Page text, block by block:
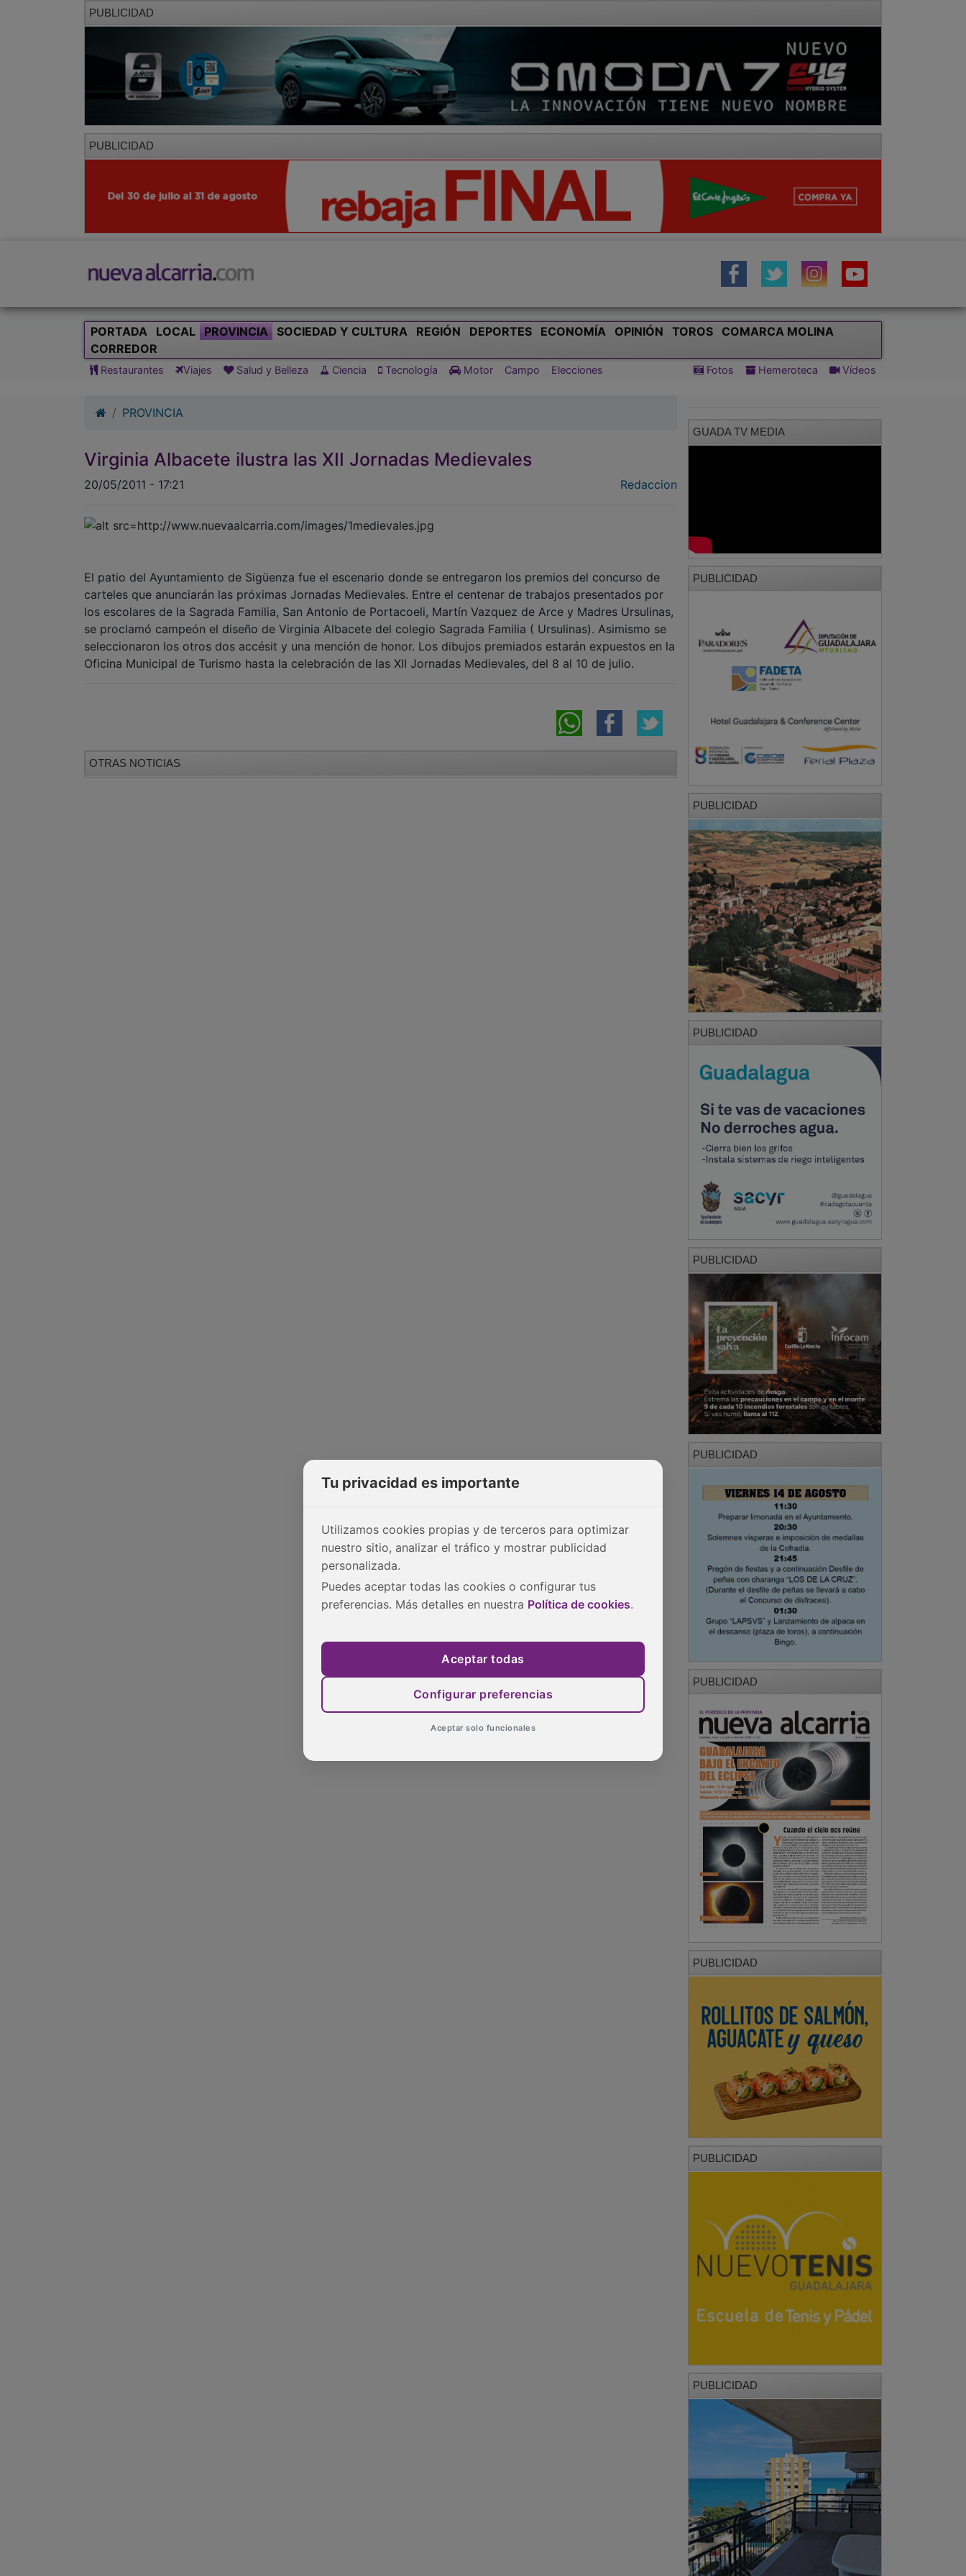
PUBLICIDAD
PUBLICIDAD
PORTADA LOCAL PROVINCIA SOCIEDAD Y CULTURA REGIÓN DEPORTES ECONOMÍA OPINIÓN TOROS
COMARCA MOLINA
CORREDOR
Restaurantes Viajes Salud y Belleza Ciencia Tecnología Motor Campo Elecciones Fotos Hemeroteca Vídeos
PROVINCIA
Virginia Albacete ilustra las XII Jornadas Medievales
20/05/2011 - 17:21 Redaccion
El patio del Ayuntamiento de Sigüenza fue el escenario donde se entregaron los premios del concurso de
carteles que anunciarán las próximas Jornadas Medievales. Entre el centenar de trabajos presentados por
los escolares de la Sagrada Familia, San Antonio de Portacoeli, Martín Vazquez de Arce y Madres Ursulinas,
se proclamó campeón el diseño de Virginia Albacete del colegio Sagrada Familia ( Ursulinas). Asimismo se
seleccionaron los otros dos accésit y una mención de honor. Los dibujos premiados estarán expuestos en la
Oficina Municipal de Turismo hasta la celebración de las XII Jornadas Medievales, del 8 al 10 de julio.
OTRAS NOTICIAS
GUADA TV MEDIA
PUBLICIDAD
PUBLICIDAD
PUBLICIDAD
PUBLICIDAD
PUBLICIDAD
PUBLICIDAD
PUBLICIDAD
PUBLICIDAD
PUBLICIDAD
Tu privacidad es importante
Utilizamos cookies propias y de terceros para optimizar
nuestro sitio, analizar el tráfico y mostrar publicidad
personalizada.
Puedes aceptar todas las cookies o configurar tus
preferencias. Más detalles en nuestra Política de cookies.
Aceptar todas
Configurar preferencias
Aceptar solo funcionales